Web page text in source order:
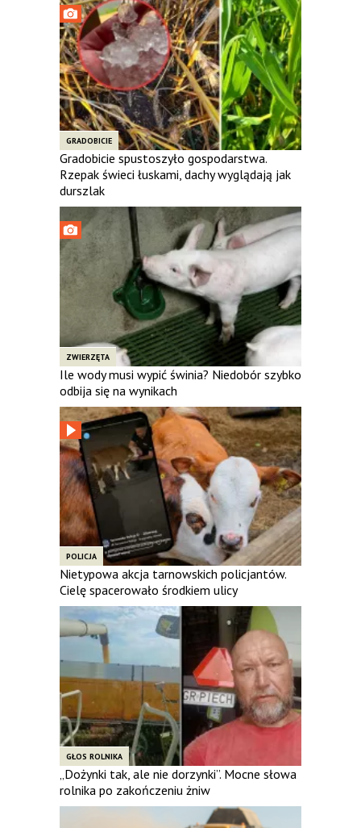
GRADOBICIE
Gradobicie spustoszyło gospodarstwa.
Rzepak świeci łuskami, dachy wyglądają jak
durszlak
ZWIERZĘTA
Ile wody musi wypić świnia? Niedobór szybko
odbija się na wynikach
POLICJA
Nietypowa akcja tarnowskich policjantów.
Cielę spacerowało środkiem ulicy
GŁOS ROLNIKA
„Dożynki tak, ale nie dorzynki”. Mocne słowa
rolnika po zakończeniu żniw